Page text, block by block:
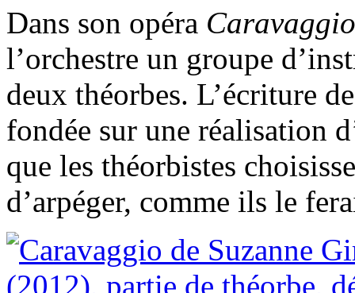
Dans son opéra Caravaggio
l’orchestre un groupe
deux théorbes. L’écriture
fondée sur une réalisation
que les théorbistes
d’arpéger, comme ils le